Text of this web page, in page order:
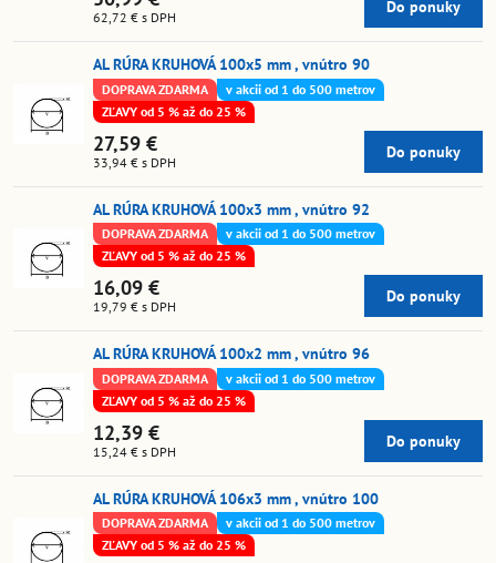
62,72 € s DPH
Do ponuky
AL RÚRA KRUHOVÁ 100x5 mm , vnútro 90
DOPRAVA ZDARMA
v akcii od 1 do 500 metrov
ZĽAVY od 5 % až do 25 %
27,59 €
33,94 € s DPH
Do ponuky
AL RÚRA KRUHOVÁ 100x3 mm , vnútro 92
DOPRAVA ZDARMA
v akcii od 1 do 500 metrov
ZĽAVY od 5 % až do 25 %
16,09 €
19,79 € s DPH
Do ponuky
AL RÚRA KRUHOVÁ 100x2 mm , vnútro 96
DOPRAVA ZDARMA
v akcii od 1 do 500 metrov
ZĽAVY od 5 % až do 25 %
12,39 €
15,24 € s DPH
Do ponuky
AL RÚRA KRUHOVÁ 106x3 mm , vnútro 100
DOPRAVA ZDARMA
v akcii od 1 do 500 metrov
ZĽAVY od 5 % až do 25 %